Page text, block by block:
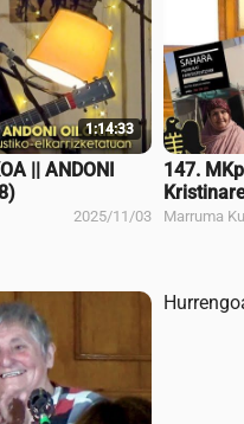
1:14:33
|| ANDONI
2025/11/03
147.
Marruma